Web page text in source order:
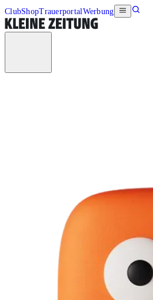
ClubShopTrauerportalWerbung